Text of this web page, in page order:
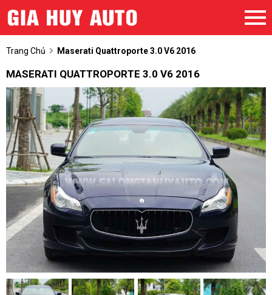
Trang Chủ Maserati Quattroporte 3.0 V6 2016
MASERATI QUATTROPORTE 3.0 V6 2016